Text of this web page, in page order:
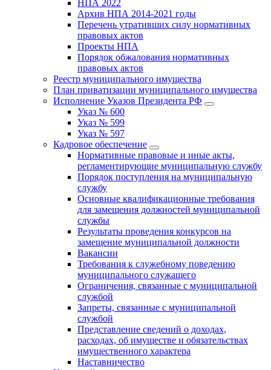
НПА 2022
Архив НПА 2014-2021 годы
Перечень утративших силу нормативных
правовых актов
Проекты НПА
Порядок обжалования нормативных
правовых актов
Реестр муниципального имущества
План приватизации муниципального имущества
Исполнение Указов Президента РФ
Указ № 600
Указ № 599
Указ № 597
Кадровое обеспечение
Нормативные правовые и иные акты,
регламентирующие муниципальную службу
Порядок поступления на муниципальную
службу
Основные квалификационные требования
для замещения должностей муниципальной
службы
Результаты проведения конкурсов на
замещение муниципальной должности
Вакансии
Требования к служебному поведению
муниципального служащего
Ограничения, связанные с муниципальной
службой
Запреты, связанные с муниципальной
службой
Представление сведений о доходах,
расходах, об имуществе и обязательствах
имущественного характера
Наставничество